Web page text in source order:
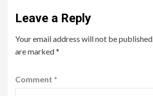
Leave a Reply
Your email address will not be published.
are marked*
Comment *